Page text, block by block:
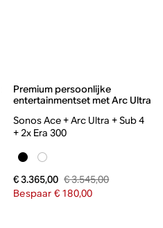
Premium persoonlijke
entertainmentset met Arc Ultra
Sonos Ace + Arc Ultra + Sub 4
+ 2x Era 300
€ 3.365,00 € 3.545,00
Bespaar € 180,00